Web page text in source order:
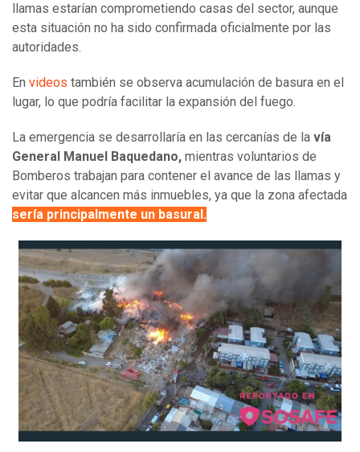
llamas estarían comprometiendo casas del sector, aunque
esta situación no ha sido confirmada oficialmente por las
autoridades.
En videos también se observa acumulación de basura en el
lugar, lo que podría facilitar la expansión del fuego.
La emergencia se desarrollaría en las cercanías de la vía
General Manuel Baquedano, mientras voluntarios de
Bomberos trabajan para contener el avance de las llamas y
evitar que alcancen más inmuebles, ya que la zona afectada
sería principalmente un basural.